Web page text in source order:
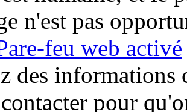
n'est pas
feu web activé
des informations
pour